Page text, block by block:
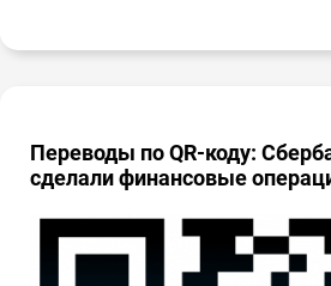
Переводы по QR-коду:
сделали финансовые